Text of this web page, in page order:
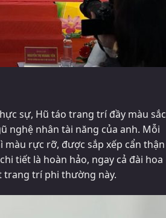
sự, Hũ táo trang trí đầy màu
nghệ nhân tài năng của anh. Mỗi
rực rỡ, được sắp xếp cẩn
tiết là hoàn hảo, ngay cả đài hoa
trang trí phi thường này.